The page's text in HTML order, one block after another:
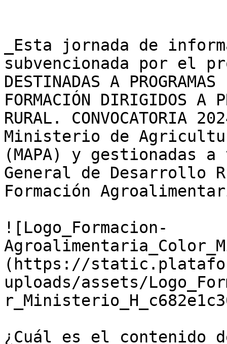
_Esta jornada de
subvencionada por el
DESTINADAS A
FORMACIÓN DIRIGIDOS A
RURAL.
Ministerio de
(MAPA) y gestionadas
General de Desarrollo
Formación
![Logo_Formacion-
(https://
uploads/assets/
¿Cuál es el contenido